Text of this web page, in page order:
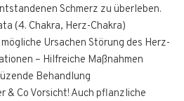
Schmerz zu überleben.
(4. Chakra, Herz-Chakra)
Ursachen Störung des Herz-
– Hilfreiche Maßnahmen
Behandlung
& Co Vorsicht! Auch pflanzliche